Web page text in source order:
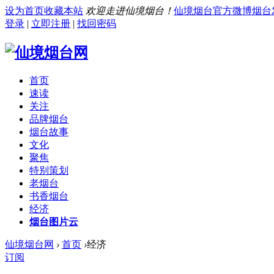
设为首页收藏本站 欢迎走进仙境烟台！ 仙境烟台官方微博烟台
登录 | 立即注册 | 找回密码
首页
速读
关注
品牌烟台
烟台故事
文化
聚焦
特别策划
老烟台
书香烟台
经济
烟台图片云
仙境烟台网 › 首页 ›经济
订阅